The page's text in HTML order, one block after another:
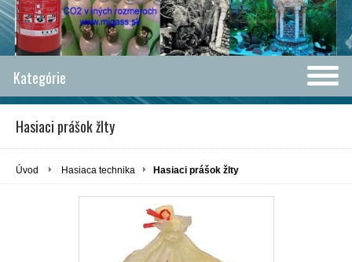
Kategórie
Hasiaci prášok žlty
Úvod Hasiaca technika Hasiaci prášok žlty